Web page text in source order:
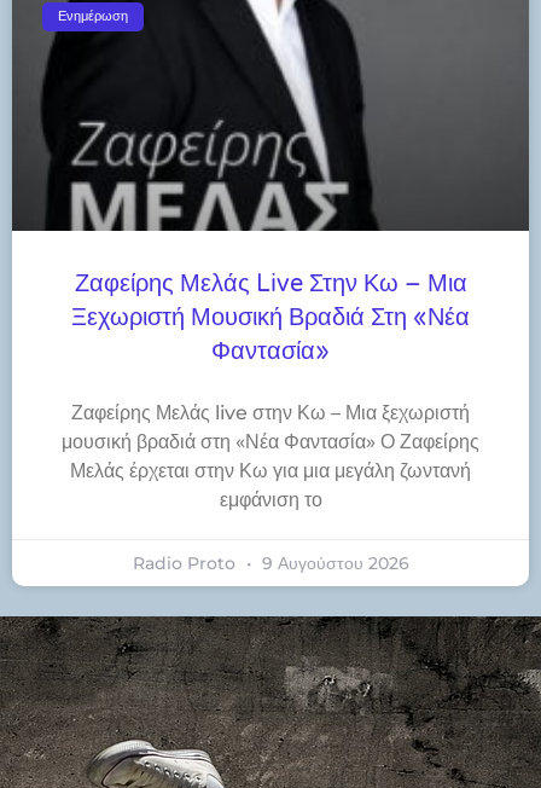
Ενημέρωση
Ζαφείρης Μελάς Live Στην Κω – Μια
Ξεχωριστή Μουσική Βραδιά Στη «Νέα
Φαντασία»
Ζαφείρης Μελάς live στην Κω – Μια ξεχωριστή
μουσική βραδιά στη «Νέα Φαντασία» Ο Ζαφείρης
Μελάς έρχεται στην Κω για μια μεγάλη ζωντανή
εμφάνιση το
Radio Proto 9 Αυγούστου 2026